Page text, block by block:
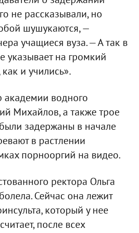
не рассказывали, но
шушукаются, —
учащиеся вуза. — А так в
указывает на громкий
и учились».
водного
Михайлов, а также трое
задержаны в начале
в растлении
порнооргий на видео.
ректора Ольга
Сейчас она лежит
который у нее
после всех